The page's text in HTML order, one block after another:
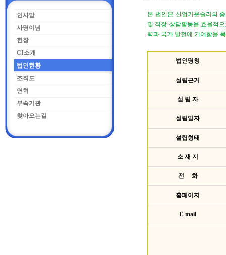
인사말
사명이념
헌장
CI소개
법인현황
조직도
연혁
부속기관
찾아오는길
본 법인은 산업카운슬러의
및 직장 상담활동을 효율적
력과 국가 발전에 기여함을
법인명칭
설립근거
설 립 자
설립일자
설립형태
소 재 지
전 화
홈페이지
E-mail